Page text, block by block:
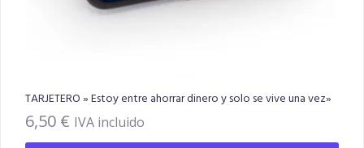
TARJETERO » Estoy entre ahorrar dinero y solo se vive una vez»
6,50 € IVA incluido